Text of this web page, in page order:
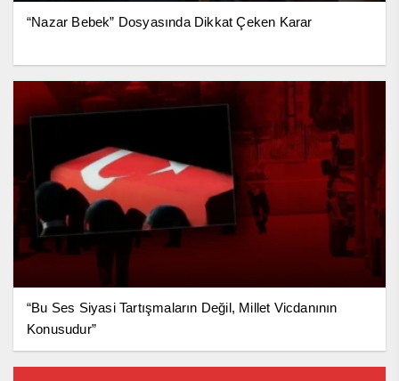
“Nazar Bebek” Dosyasında Dikkat Çeken Karar
“Bu Ses Siyasi Tartışmaların Değil, Millet Vicdanının
Konusudur”